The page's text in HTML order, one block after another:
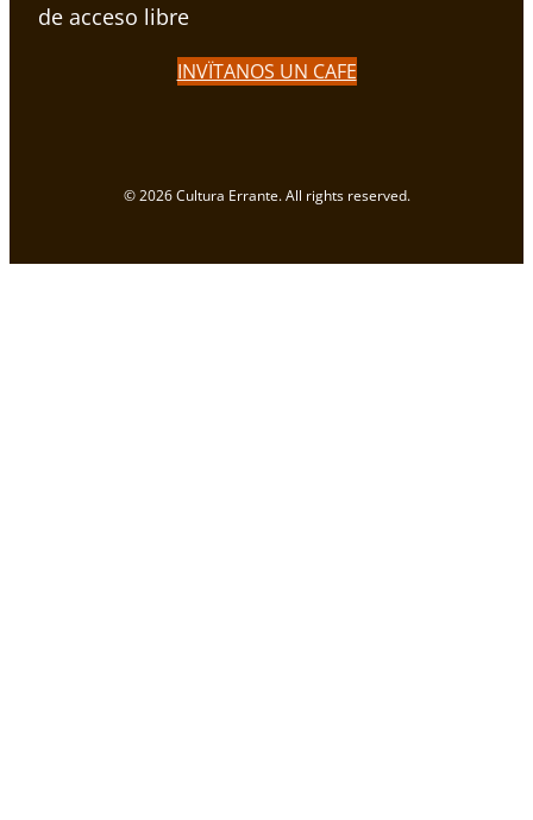
de acceso libre
INVÏTANOS UN CAFE
© 2026 Cultura Errante. All rights reserved.